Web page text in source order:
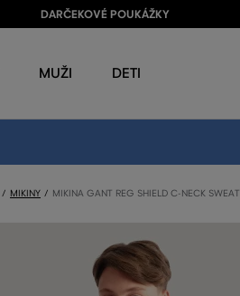
DARČEKOVÉ POUKÁŽKY
MUŽI DETI
MIKINY MIKINA GANT REG SHIELD C-NECK SWEAT